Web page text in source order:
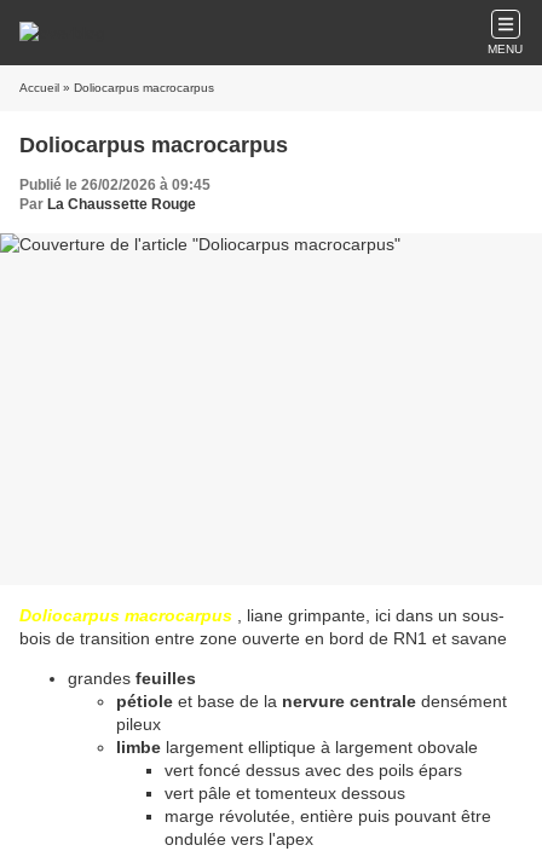
MENU
Accueil » Doliocarpus macrocarpus
Doliocarpus macrocarpus
Publié le 26/02/2026 à 09:45
Par La Chaussette Rouge
Doliocarpus macrocarpus , liane grimpante, ici dans un sous-
bois de transition entre zone ouverte en bord de RN1 et savane
grandes feuilles
pétiole et base de la nervure centrale densément
pileux
limbe largement elliptique à largement obovale
vert foncé dessus avec des poils épars
vert pâle et tomenteux dessous
marge révolutée, entière puis pouvant être
ondulée vers l'apex